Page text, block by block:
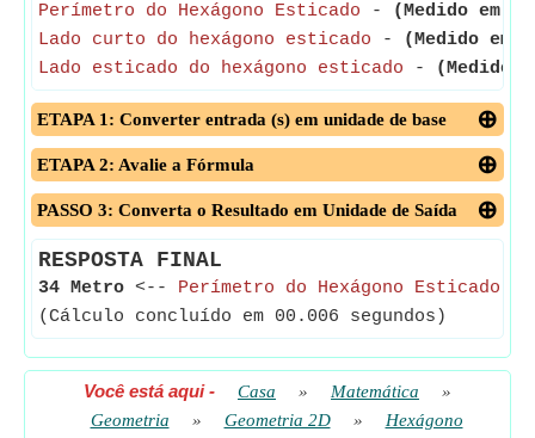
Perímetro do Hexágono Esticado -
(Medido em
Lado curto do hexágono esticado -
(Medido em
Lado esticado do hexágono esticado - (Medido
ETAPA 1: Converter entrada (s) em unidade de base
ETAPA 2: Avalie a Fórmula
PASSO 3: Converta o Resultado em Unidade de Saída
RESPOSTA FINAL
34 Metro <-- Perímetro do Hexágono Esticado
(Cálculo concluído em 00.006 segundos)
Você está aqui- Casa » Matemática
»
Geometria
» Geometria 2D »
Hexágono